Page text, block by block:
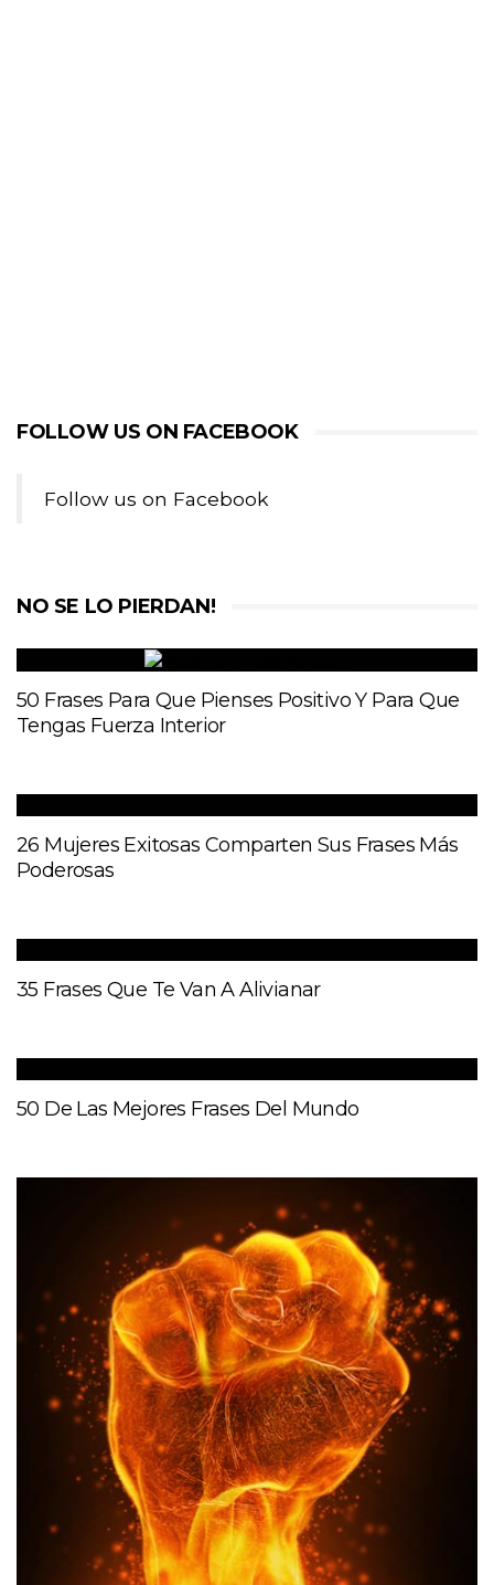
FOLLOW US ON FACEBOOK
Follow us on Facebook
NO SE LO PIERDAN!
50 Frases Para Que Pienses Positivo Y Para Que
Tengas Fuerza Interior
26 Mujeres Exitosas Comparten Sus Frases Más
Poderosas
35 Frases Que Te Van A Alivianar
50 De Las Mejores Frases Del Mundo